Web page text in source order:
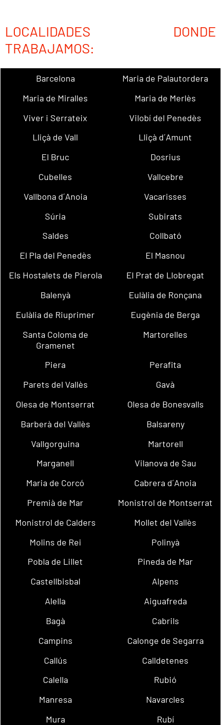
LOCALIDADES DONDE
TRABAJAMOS:
Barcelona
Maria de Palautordera
Maria de Miralles
Maria de Merlès
Viver i Serrateix
Vilobí del Penedès
Lliçà de Vall
Lliçà d´Amunt
El Bruc
Dosrius
Cubelles
Vallcebre
Vallbona d´Anoia
Vacarisses
Súria
Subirats
Saldes
Collbató
El Pla del Penedès
El Masnou
Els Hostalets de Pierola
El Prat de Llobregat
Balenyà
Eulàlia de Ronçana
Eulàlia de Riuprimer
Eugènia de Berga
Santa Coloma de
Gramenet
Martorelles
Piera
Perafita
Parets del Vallès
Gavà
Olesa de Montserrat
Olesa de Bonesvalls
Barberà del Vallès
Balsareny
Vallgorguina
Martorell
Marganell
Vilanova de Sau
Maria de Corcó
Cabrera d´Anoia
Premià de Mar
Monistrol de Montserrat
Monistrol de Calders
Mollet del Vallès
Molins de Rei
Polinyà
Pobla de Lillet
Pineda de Mar
Castellbisbal
Alpens
Alella
Aiguafreda
Bagà
Cabrils
Campins
Calonge de Segarra
Callús
Calldetenes
Calella
Rubió
Manresa
Navarcles
Mura
Rubí